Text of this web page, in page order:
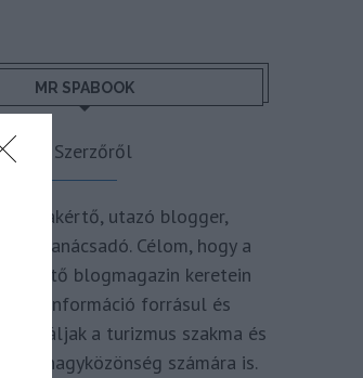
MR SPABOOK
A Szerzőről
szakértő, utazó blogger,
tanácsadó. Célom, hogy a
blogmagazin keretein
információ forrásul és
a turizmus szakma és
nagyközönség számára is.